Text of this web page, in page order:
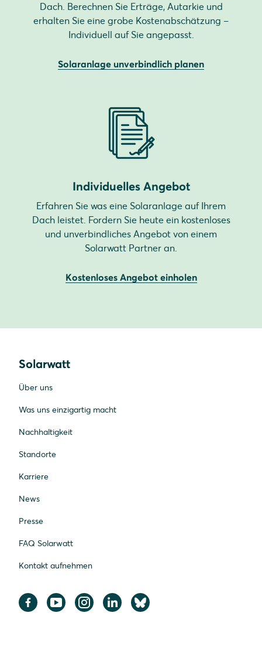
Dach. Berechnen Sie Erträge, Autarkie und
erhalten Sie eine grobe Kostenabschätzung –
Individuell auf Sie angepasst.
Solaranlage unverbindlich planen
Individuelles Angebot
Erfahren Sie was eine Solaranlage auf Ihrem
Dach leistet. Fordern Sie heute ein kostenloses
und unverbindliches Angebot von einem
Solarwatt Partner an.
Kostenloses Angebot einholen
Solarwatt
Über uns
Was uns einzigartig macht
Nachhaltigkeit
Standorte
Karriere
News
Presse
FAQ Solarwatt
Kontakt aufnehmen